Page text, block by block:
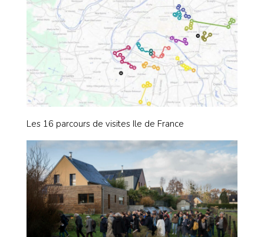
Les 16 parcours de visites Ile de France